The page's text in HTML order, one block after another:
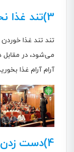
3)تند غذا نخوردن
تند تند غذا
می‌شود، در مقابل
آرام آرام غذا
4)دست زدن به مو یا صورت